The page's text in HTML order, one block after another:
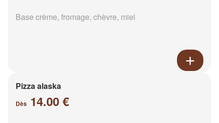
Base crème, fromage, chèvre, miel
Pizza alaska
Dès 14.00 €